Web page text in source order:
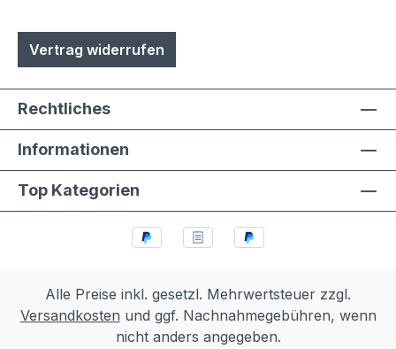
Vertrag widerrufen
Rechtliches
Informationen
Top Kategorien
Alle Preise inkl. gesetzl. Mehrwertsteuer zzgl.
Versandkosten und ggf. Nachnahmegebühren, wenn
nicht anders angegeben.